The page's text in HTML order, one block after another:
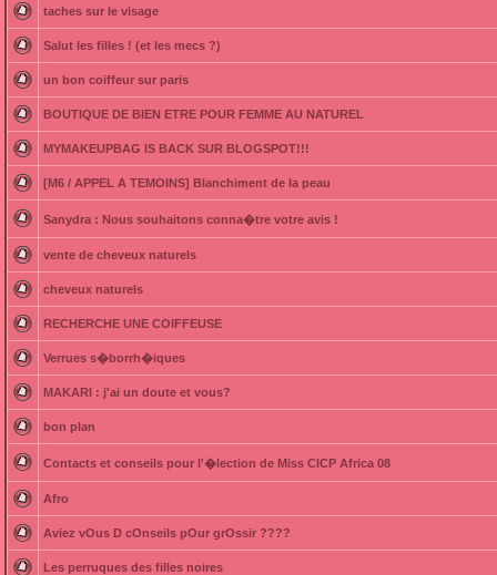
taches sur le visage
Salut les filles ! (et les mecs ?)
un bon coiffeur sur paris
BOUTIQUE DE BIEN ETRE POUR FEMME AU NATUREL
MYMAKEUPBAG IS BACK SUR BLOGSPOT!!!
[M6 / APPEL A TEMOINS] Blanchiment de la peau
Sanydra : Nous souhaitons conna�tre votre avis !
vente de cheveux naturels
cheveux naturels
RECHERCHE UNE COIFFEUSE
Verrues s�borrh�iques
MAKARI : j'ai un doute et vous?
bon plan
Contacts et conseils pour l'�lection de Miss CICP Africa 08
Afro
Aviez vOus D cOnseils pOur grOssir ????
Les perruques des filles noires